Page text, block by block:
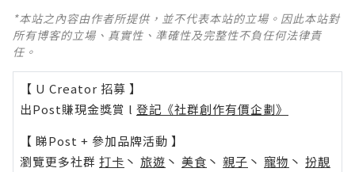
*本站之內容由作者所提供，並不代表本站的立場。因此本站對
所有博客的立場、真實性、準確性及完整性不負任何法律責
任。
【 U Creator 招募 】
出Post賺現金獎賞 l 登記《社群創作有價企劃》
【 睇Post + 參加品牌活動 】
瀏覽更多社群 打卡 丶 旅遊 丶 美食 丶 親子 丶 寵物 丶 扮靚